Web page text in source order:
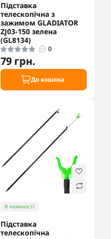
Підставка
телескопічна з
зажимом GLADIATOR
ZJ03-150 зелена
(GL8134)
0
79 грн.
До кошика
В наявності
Підставка
телескопічна